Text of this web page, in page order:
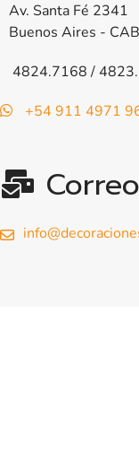
Av. Santa Fé 2341
Buenos Aires -
4824.7168 /
+54 911 4971